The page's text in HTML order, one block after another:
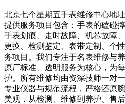
北京七个星期五手表维修中心地
提供服务项目包含：手表的磕碰
手表划痕、走时故障、机芯故障
更换、检测鉴定、表带定制、个
务项目。我们专注于名表维修与
原厂标准、透明服务为核心，为
护。所有维修均由资深技师一对
专业仪器与规范流程，严格还原
美观，从检测、维修到养护、售